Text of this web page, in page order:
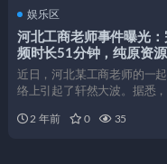
娱乐区
河北工商老师事件曝光
频时长51分钟，纯原资
近日，河北某工商老师的一
络上引起了轩然大波。据悉
2 年前
0 35